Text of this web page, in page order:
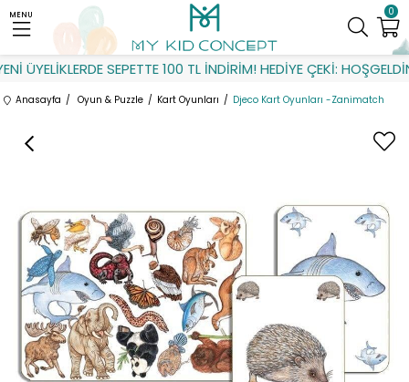
ÜYELİKLERDE SEPETTE 100 TL İNDİRİM! HEDİYE ÇEKİ: HOŞGELDİN
0
MENU
Anasayfa Oyun & Puzzle Kart Oyunları Djeco Kart Oyunları -Zanimatch